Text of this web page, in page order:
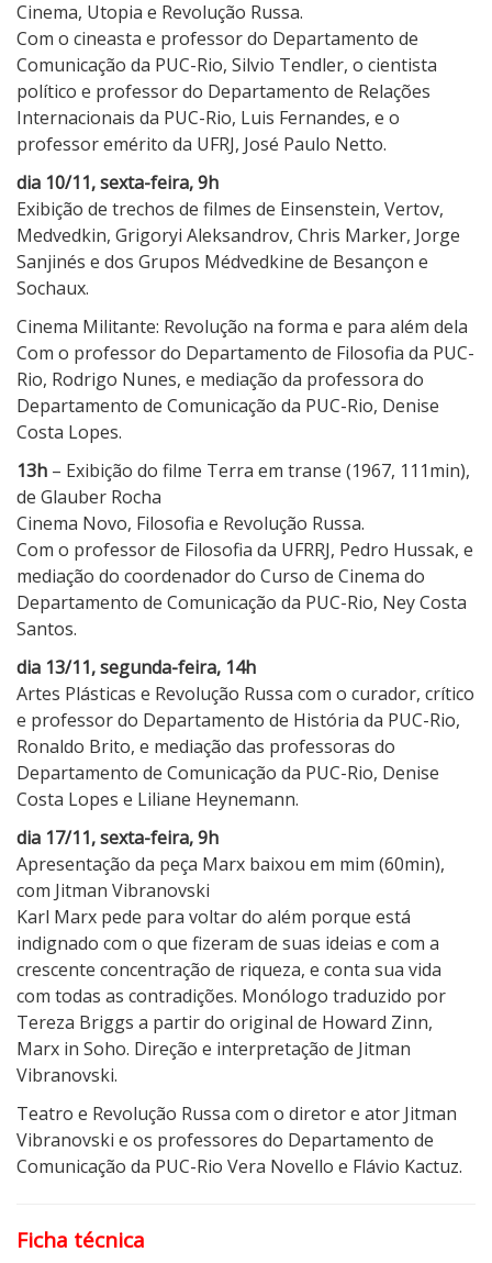
Cinema, Utopia e Revolução Russa.
Com o cineasta e professor do Departamento de
Comunicação da PUC-Rio, Silvio Tendler, o cientista
político e professor do Departamento de Relações
Internacionais da PUC-Rio, Luis Fernandes, e o
professor emérito da UFRJ, José Paulo Netto.
dia 10/11, sexta-feira, 9h
Exibição de trechos de filmes de Einsenstein, Vertov,
Medvedkin, Grigoryi Aleksandrov, Chris Marker, Jorge
Sanjinés e dos Grupos Médvedkine de Besançon e
Sochaux.
Cinema Militante: Revolução na forma e para além dela
Com o professor do Departamento de Filosofia da PUC-
Rio, Rodrigo Nunes, e mediação da professora do
Departamento de Comunicação da PUC-Rio, Denise
Costa Lopes.
13h – Exibição do filme Terra em transe (1967, 111min),
de Glauber Rocha
Cinema Novo, Filosofia e Revolução Russa.
Com o professor de Filosofia da UFRRJ, Pedro Hussak, e
mediação do coordenador do Curso de Cinema do
Departamento de Comunicação da PUC-Rio, Ney Costa
Santos.
dia 13/11, segunda-feira, 14h
Artes Plásticas e Revolução Russa com o curador, crítico
e professor do Departamento de História da PUC-Rio,
Ronaldo Brito, e mediação das professoras do
Departamento de Comunicação da PUC-Rio, Denise
Costa Lopes e Liliane Heynemann.
dia 17/11, sexta-feira, 9h
Apresentação da peça Marx baixou em mim (60min),
com Jitman Vibranovski
Karl Marx pede para voltar do além porque está
indignado com o que fizeram de suas ideias e com a
crescente concentração de riqueza, e conta sua vida
com todas as contradições. Monólogo traduzido por
Tereza Briggs a partir do original de Howard Zinn,
Marx in Soho. Direção e interpretação de Jitman
Vibranovski.
Teatro e Revolução Russa com o diretor e ator Jitman
Vibranovski e os professores do Departamento de
Comunicação da PUC-Rio Vera Novello e Flávio Kactuz.
Ficha técnica